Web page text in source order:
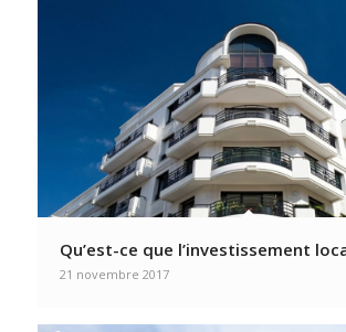
Qu’est-ce que l’investissement
21 novembre 2017